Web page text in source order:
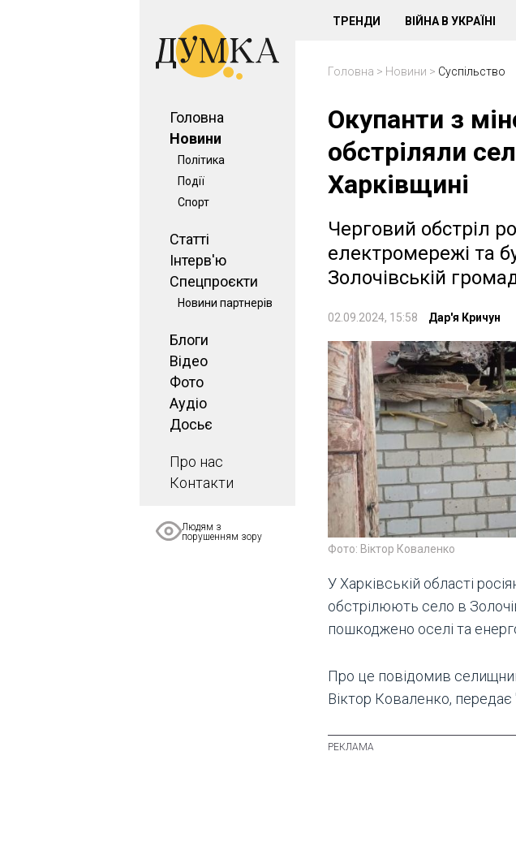
Головна
Новини
Політика
Події
Спорт
Статті
Інтерв'ю
Спецпроєкти
Новини партнерів
Блоги
Відео
Фото
Аудіо
Досьє
Про нас
Контакти
Людям з
порушенням зору
ТРЕНДИ ВІЙНА В УКРАЇНІ
Головна > Новини > Суспільство
Окупанти з
обстріляли
Харківщині
Черговий обстріл
електромережі та
Золочівській
02.09.2024, 15:58 Дар'я Кричун
Фото: Віктор Коваленко
У Харківській області
обстрілюють село в
пошкоджено оселі та
Про це повідомив
Віктор Коваленко,